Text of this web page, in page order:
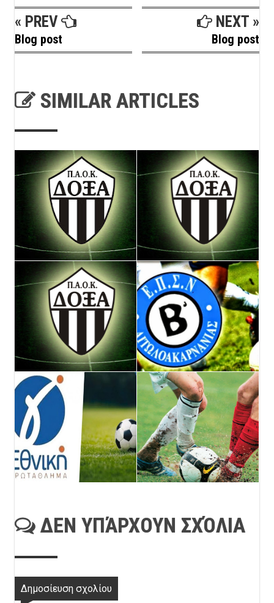
« PREV
Blog post
NEXT »
Blog post
SIMILAR ARTICLES
ΔΕΝ ΥΠΆΡΧΟΥΝ ΣΧΌΛΙΑ
Δημοσίευση σχολίου